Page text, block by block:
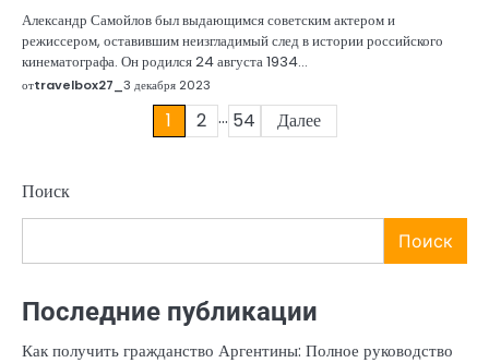
Александр Самойлов был выдающимся советским актером и
режиссером, оставившим неизгладимый след в истории российского
кинематографа. Он родился 24 августа 1934…
отtravelbox27_ 3 декабря 2023
1 2 … 54 Далее
Поиск
Поиск
Последние публикации
Как получить гражданство Аргентины: Полное руководство